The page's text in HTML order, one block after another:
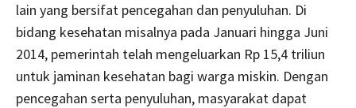
lain yang bersifat pencegahan dan penyuluhan. Di
bidang kesehatan misalnya pada Januari hingga Juni
2014, pemerintah telah mengeluarkan Rp 15,4 triliun
untuk jaminan kesehatan bagi warga miskin. Dengan
pencegahan serta penyuluhan, masyarakat dapat